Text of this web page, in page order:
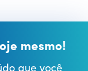
mesmo!